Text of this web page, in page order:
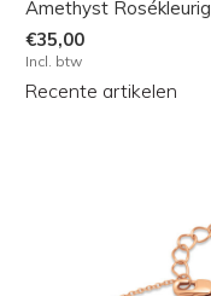
Amethyst Rosékleurig
€35,00
Incl. btw
Recente artikelen